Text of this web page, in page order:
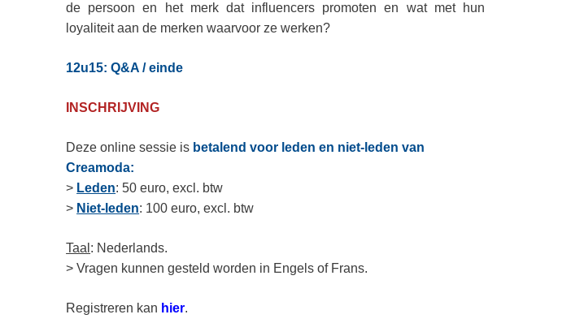
de persoon en het merk dat influencers promoten en wat met hun
loyaliteit aan de merken waarvoor ze werken?
12u15: Q&A / einde
INSCHRIJVING
Deze online sessie is betalend voor leden en niet-leden van
Creamoda:
> Leden: 50 euro, excl. btw
> Niet-leden: 100 euro, excl. btw
Taal : Nederlands.
> Vragen kunnen gesteld worden in Engels of Frans.
Registreren kan hier.